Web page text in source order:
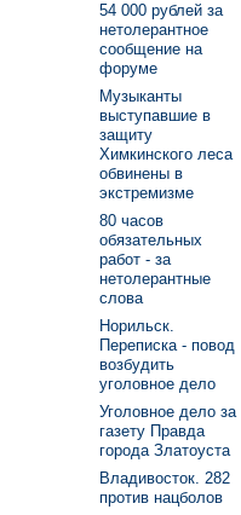
54 000 рублей за
нетолерантное
сообщение на
форуме
Музыканты
выступавшие в
защиту
Химкинского леса
обвинены в
экстремизме
80 часов
обязательных
работ - за
нетолерантные
слова
Норильск.
Переписка - повод
возбудить
уголовное дело
Уголовное дело за
газету Правда
города Златоуста
Владивосток. 282
против нацболов